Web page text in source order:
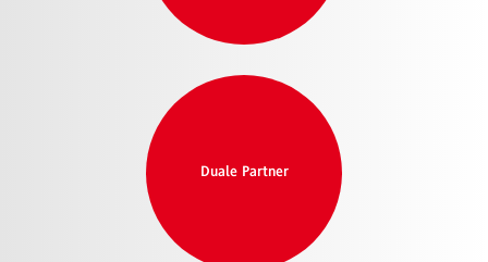
Duale Partner